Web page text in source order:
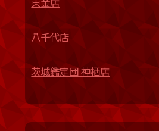
東金店
八千代店
茨城鑑定団 神栖店